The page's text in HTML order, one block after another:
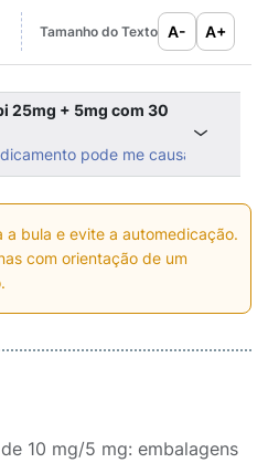
Tamanho do Texto A- A+
25mg + 5mg com 30
pode me causar?
a bula e evite a automedicação.
com orientação de um
10 mg/5 mg: embalagens